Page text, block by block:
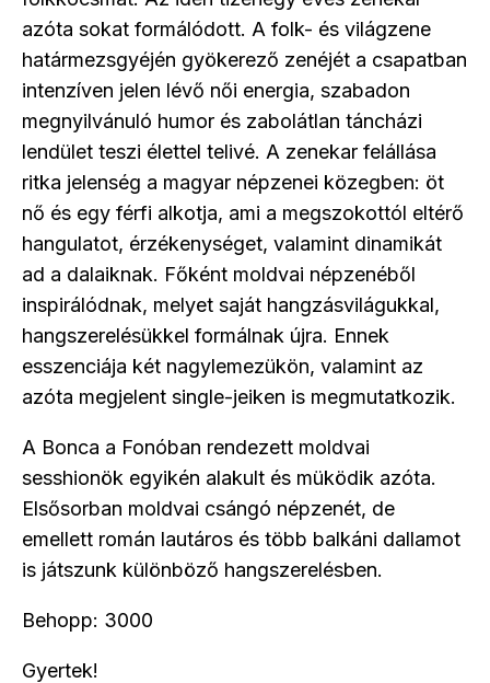
azóta sokat formálódott. A folk- és világzene
határmezsgyéjén gyökerező zenéjét a csapatban
intenzíven jelen lévő női energia, szabadon
megnyilvánuló humor és zabolátlan táncházi
lendület teszi élettel telivé. A zenekar felállása
ritka jelenség a magyar népzenei közegben: öt
nő és egy férfi alkotja, ami a megszokottól eltérő
hangulatot, érzékenységet, valamint dinamikát
ad a dalaiknak. Főként moldvai népzenéből
inspirálódnak, melyet saját hangzásvilágukkal,
hangszerelésükkel formálnak újra. Ennek
esszenciája két nagylemezükön, valamint az
azóta megjelent single-jeiken is megmutatkozik.
A Bonca a Fonóban rendezett moldvai
sesshionök egyikén alakult és müködik azóta.
Elsősorban moldvai csángó népzenét, de
emellett román lautáros és több balkáni dallamot
is játszunk különböző hangszerelésben.
Behopp: 3000
Gyertek!